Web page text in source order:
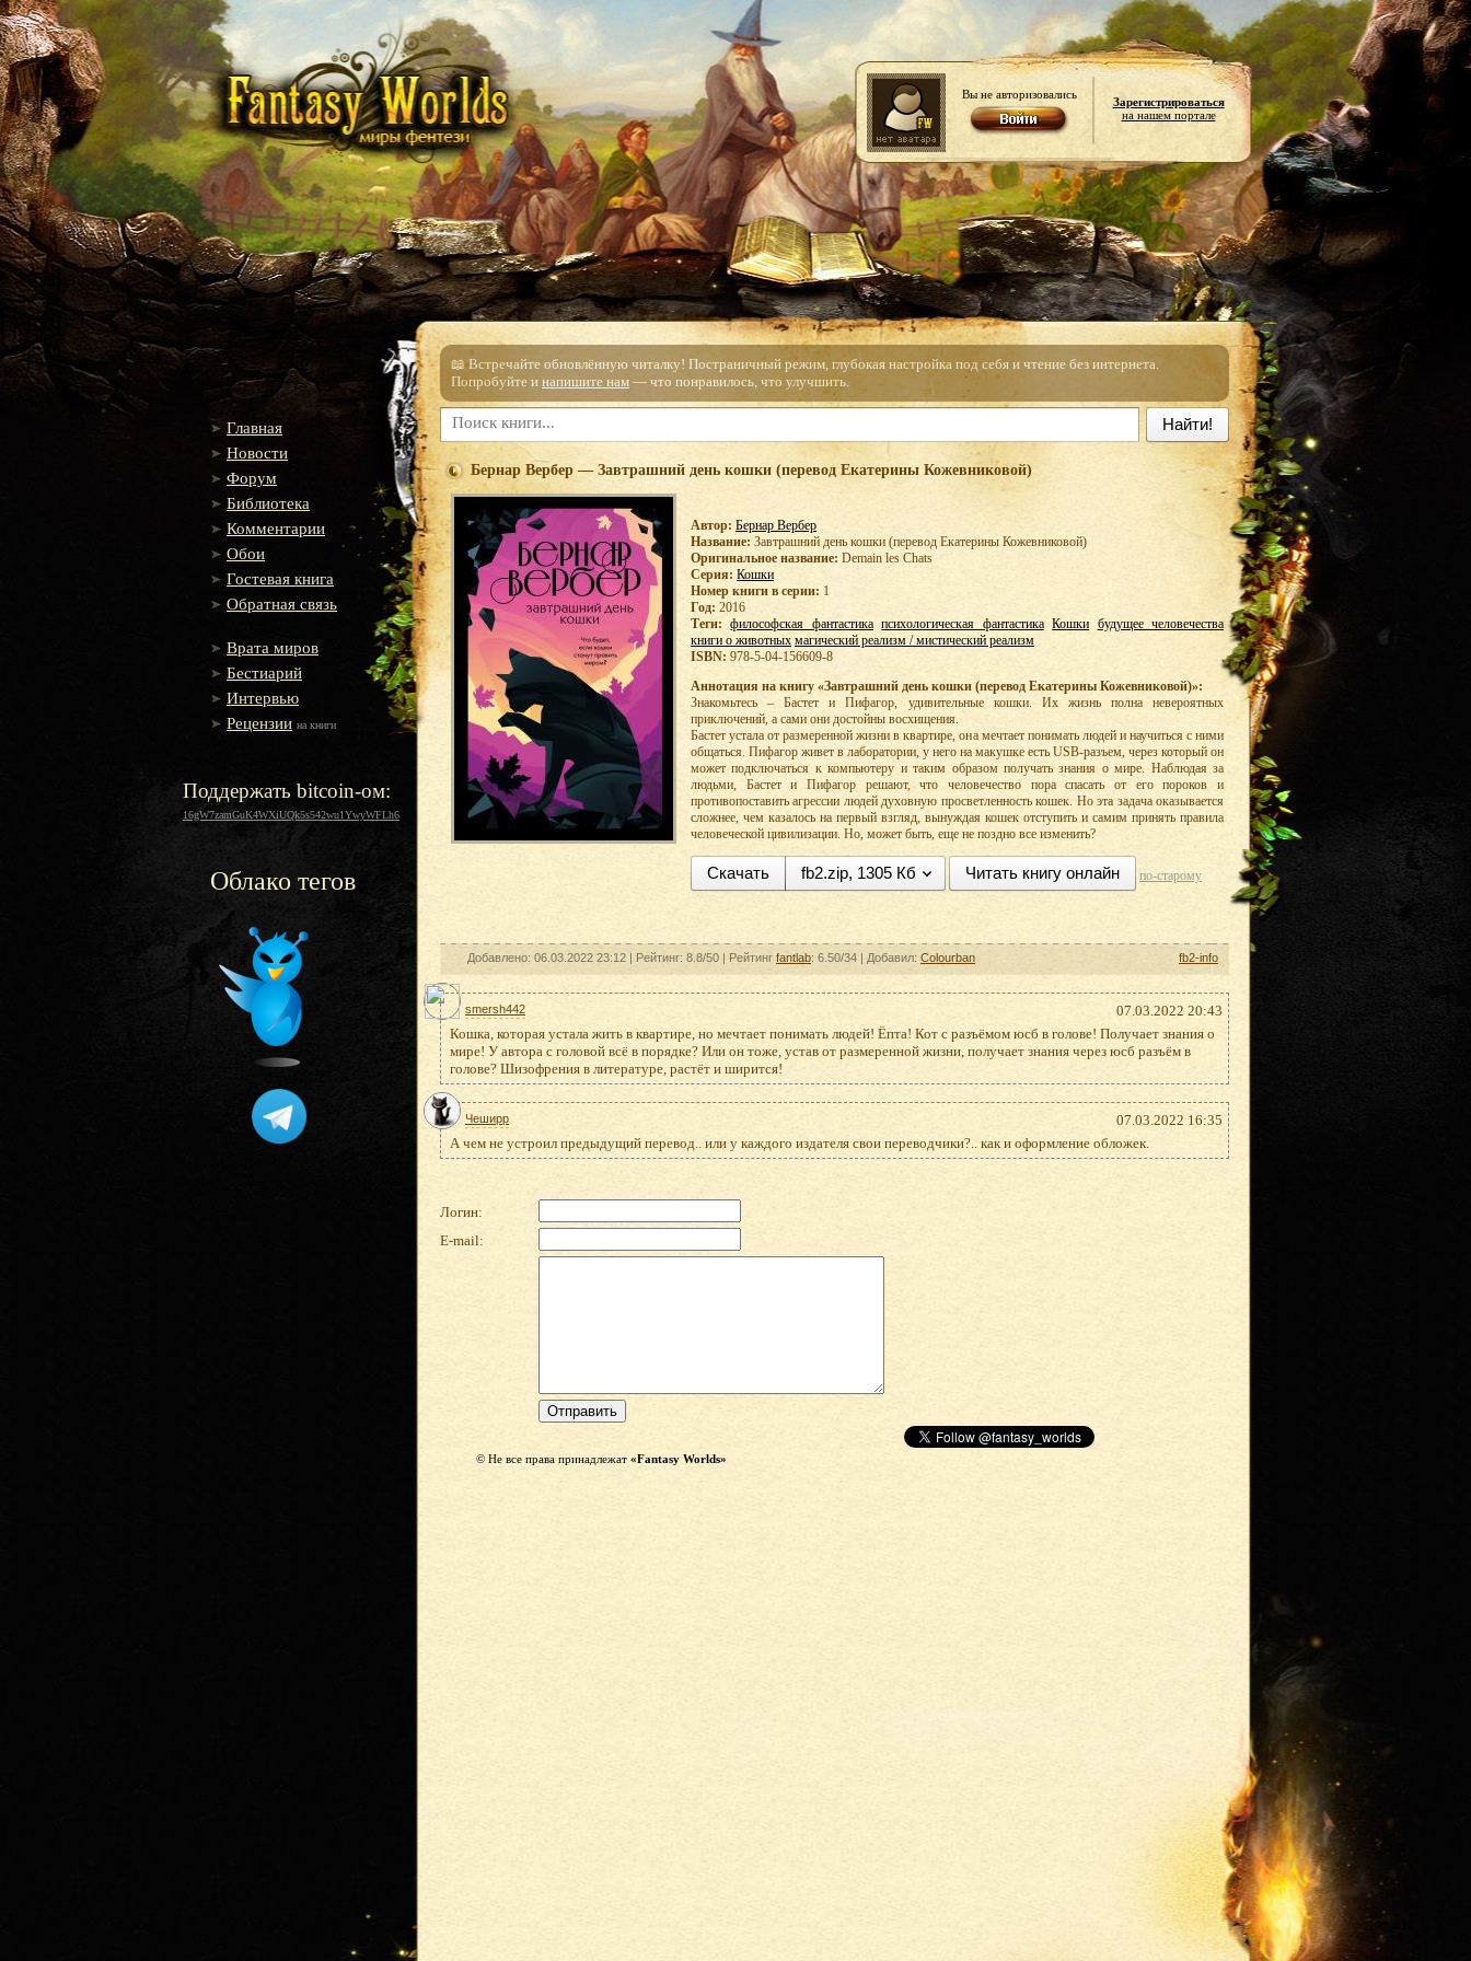
Вы не авторизовались
Зарегистрироваться
на нашем портале
Главная
Новости
Форум
Библиотека
Комментарии
Обои
Гостевая книга
Обратная связь
Врата миров
Бестиарий
Интервью
Рецензии на книги
Поддержать bitcoin-ом:
16gW7zamGuK4WXiUQk5s542wu1YwyWFLh6
Облако тегов
📖 Встречайте обновлённую читалку! Постраничный режим, глубокая настройка под себя и чтение без интернета.
Попробуйте и напишите нам — что понравилось, что улучшить.
Найти!
Бернар Вербер — Завтрашний день кошки (перевод Екатерины Кожевниковой)
Автор: Бернар Вербер
Название: Завтрашний день кошки (перевод Екатерины Кожевниковой)
Оригинальное название: Demain les Chats
Серия: Кошки
Номер книги в серии: 1
Год: 2016
Теги:
философская фантастика психологическая фантастика Кошки будущее человечества
книги о животных магический реализм / мистический реализм
ISBN: 978-5-04-156609-8
Аннотация на книгу «Завтрашний день кошки (перевод Екатерины Кожевниковой)»:
Знакомьтесь – Бастет и Пифагор, удивительные кошки. Их жизнь полна невероятных
приключений, а сами они достойны восхищения.
Бастет устала от размеренной жизни в квартире, она мечтает понимать людей и научиться с ними
общаться. Пифагор живет в лаборатории, у него на макушке есть USB-разъем, через который он
может подключаться к компьютеру и таким образом получать знания о мире. Наблюдая за
людьми, Бастет и Пифагор решают, что человечество пора спасать от его пороков и
противопоставить агрессии людей духовную просветленность кошек. Но эта задача оказывается
сложнее, чем казалось на первый взгляд, вынуждая кошек отступить и самим принять правила
человеческой цивилизации. Но, может быть, еще не поздно все изменить?
Скачать fb2.zip, 1305 Кб Читать книгу онлайн по-старому
Добавлено: 06.03.2022 23:12 | Рейтинг: 8.8/50 | Рейтинг fantlab: 6.50/34 | Добавил: Colourban fb2-info
smersh442
07.03.2022 20:43
Кошка, которая устала жить в квартире, но мечтает понимать людей! Ёпта! Кот с разъёмом юсб в голове! Получает знания о
мире! У автора с головой всё в порядке? Или он тоже, устав от размеренной жизни, получает знания через юсб разъём в
голове? Шизофрения в литературе, растёт и ширится!
Чеширр
07.03.2022 16:35
А чем не устроил предыдущий перевод.. или у каждого издателя свои переводчики?.. как и оформление обложек.
Логин:
E-mail:
© Не все права принадлежат «Fantasy Worlds»